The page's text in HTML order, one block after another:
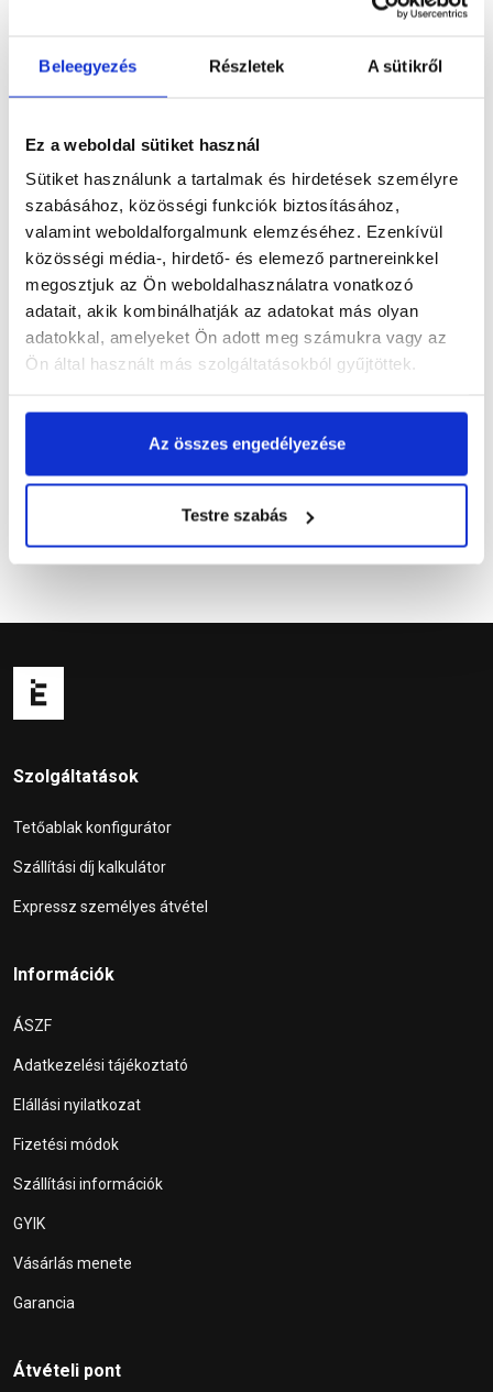
Beleegyezés Részletek A sütikről
Ez a weboldal sütiket használ
Sütiket használunk a tartalmak és hirdetések személyre
szabásához, közösségi funkciók biztosításához,
valamint weboldalforgalmunk elemzéséhez. Ezenkívül
közösségi média-, hirdető- és elemező partnereinkkel
megosztjuk az Ön weboldalhasználatra vonatkozó
adatait, akik kombinálhatják az adatokat más olyan
adatokkal, amelyeket Ön adott meg számukra vagy az
Ön által használt más szolgáltatásokból gyűjtöttek.
Az összes engedélyezése
Testre szabás
Vásárlói vélemények
Kérdések és válaszok
Kapcsolódó cikkek
Szolgáltatások
Tetőablak konfigurátor
Szállítási díj kalkulátor
Expressz személyes átvétel
Információk
ÁSZF
Adatkezelési tájékoztató
Elállási nyilatkozat
Fizetési módok
Szállítási információk
GYIK
Vásárlás menete
Garancia
Átvételi pont